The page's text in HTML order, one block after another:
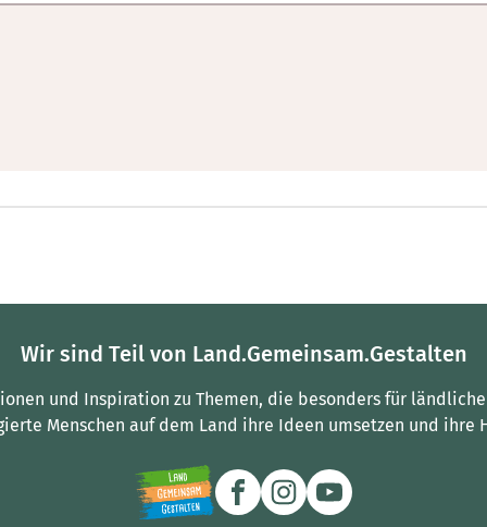
Wir sind Teil von Land.Gemeinsam.Gestalten
und Inspiration zu Themen, die besonders für
Menschen auf dem Land ihre Ideen umsetzen und